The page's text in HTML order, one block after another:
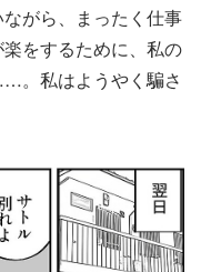
がら、まったく仕事
をするために、私の
。私はようやく騙さ